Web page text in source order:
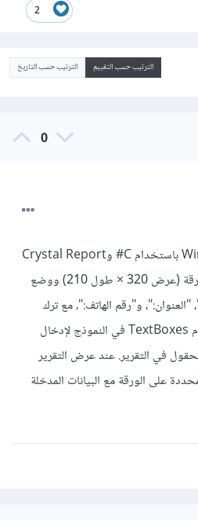
2
الترتيب حسب التقييم الترتيب حسب التاريخ
0
لحل هذه المشكلة في WinForms باستخدام C# وCrystal Report
ويمكنك تصميم تقرير بمقاس الورقة (عرض 320 × طول 210) ووضع
و"رقم الهاتف:"، مع ترك
فراغات بجوارها يمكنك استخدام TextBoxes في النموذج لإدخال
في التقرير. عند عرض التقرير
على الورقة مع البيانات المدخلة